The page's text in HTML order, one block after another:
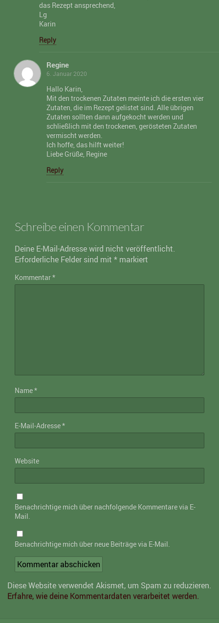
das Rezept ansprechend,
Lg
Karin
Reply
Regine
6. Januar 2020
Hallo Karin,
Mit den trockenen Zutaten meinte ich die ersten vier
Zutaten, die im Rezept gelistet sind. Alle übrigen
Zutaten sollten dann aufgekocht werden und
schließlich mit den trockenen, gerösteten Zutaten
vermischt werden.
Ich hoffe, das hilft weiter!
Liebe Grüße, Regine
Reply
Schreibe einen Kommentar
Deine E-Mail-Adresse wird nicht veröffentlicht.
Erforderliche Felder sind mit * markiert
Kommentar*
Name*
E-Mail-Adresse*
Website
Benachrichtige mich über nachfolgende Kommentare via E-
Mail.
Benachrichtige mich über neue Beiträge via E-Mail.
Diese Website verwendet Akismet, um Spam zu reduzieren.
Erfahre, wie deine Kommentardaten verarbeitet werden.